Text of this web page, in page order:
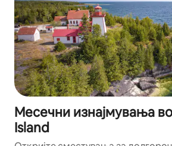
Месечни изнајмувања
Island